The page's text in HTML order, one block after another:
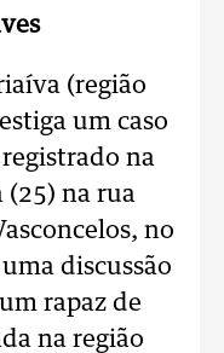
(região
um caso
na
(25) na rua
no
discussão
rapaz de
na região